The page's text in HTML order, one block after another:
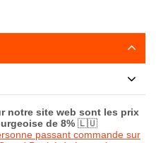
notre site web sont les prix
de 8% 🇱🇺
passant commande sur